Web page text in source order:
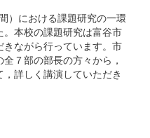
）における課題研究の一環
本校の課題研究は富谷市
ながら行っています。市
７部の部長の方々から，
詳しく講演していただき